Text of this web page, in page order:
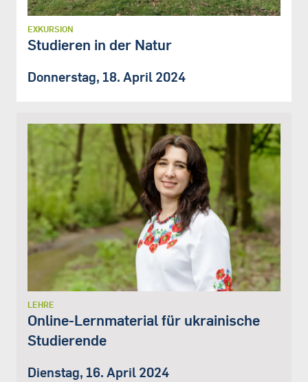
EXKURSION
Studieren in der Natur
Donnerstag, 18. April 2024
LEHRE
Online-Lernmaterial für ukrainische
Studierende
Dienstag, 16. April 2024